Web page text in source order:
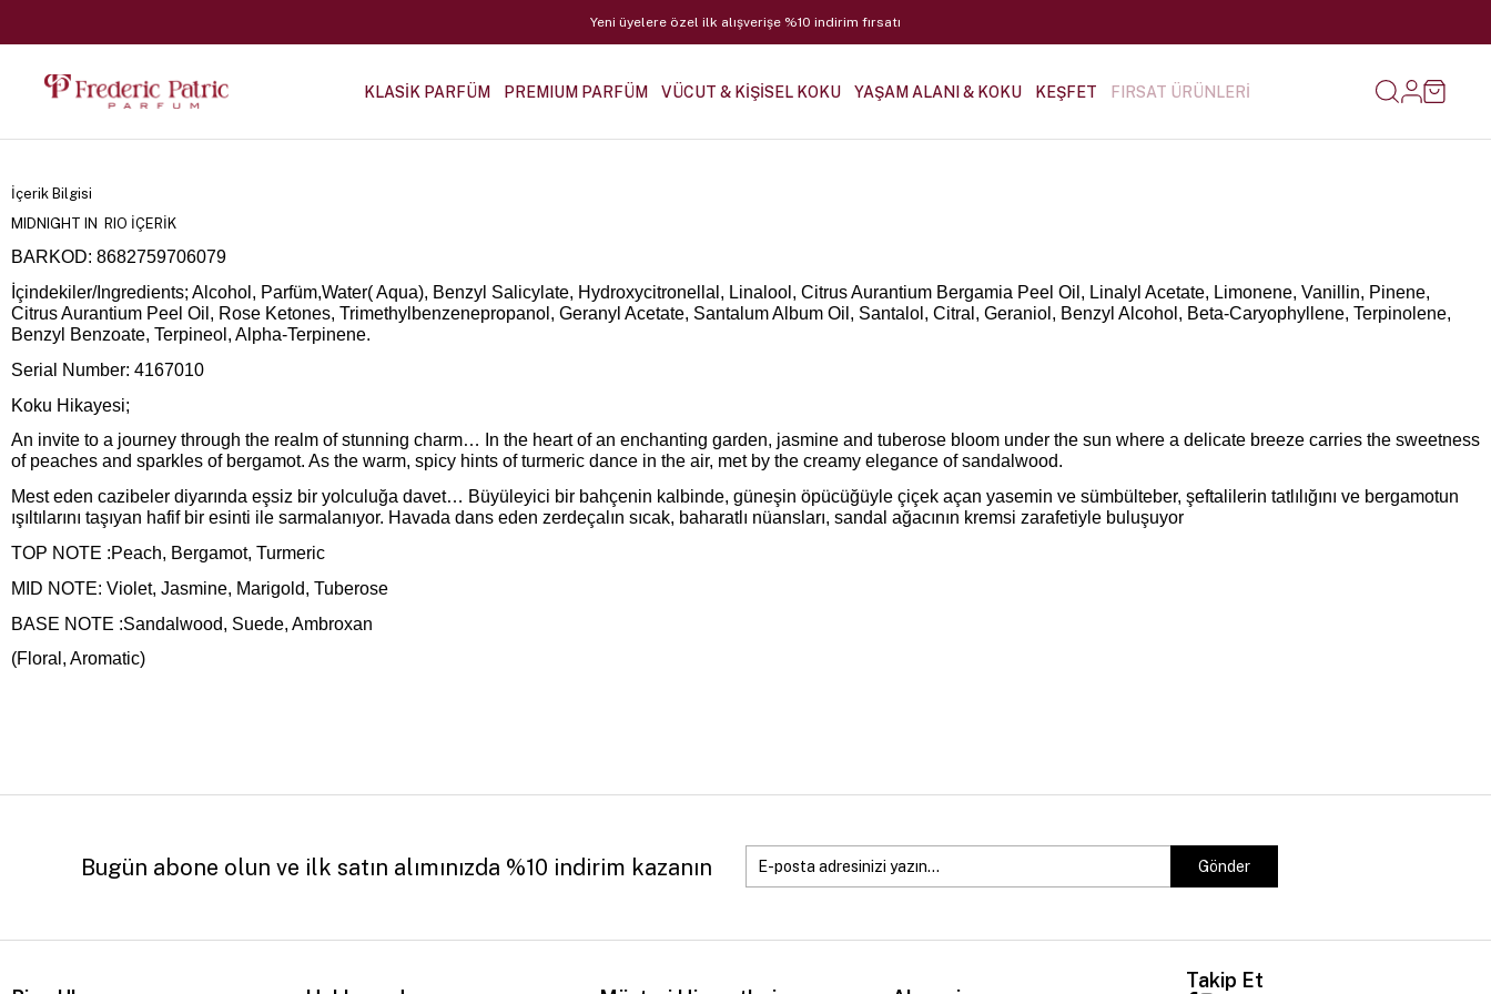
Yeni üyelere özel ilk alışverişe %10 indirim fırsatı
KLASİK PARFÜM PREMIUM PARFÜM VÜCUT & KİŞİSEL KOKU YAŞAM ALANI & KOKU KEŞFET FIRSAT ÜRÜNLERİ
İçerik Bilgisi
MIDNIGHT IN RIO İÇERİK
BARKOD: 8682759706079
İçindekiler/Ingredients; Alcohol, Parfüm,Water( Aqua), Benzyl Salicylate, Hydroxycitronellal, Linalool, Citrus Aurantium Bergamia Peel Oil, Linalyl Acetate, Limonene, Vanillin, Pinene,
Citrus Aurantium Peel Oil, Rose Ketones, Trimethylbenzenepropanol, Geranyl Acetate, Santalum Album Oil, Santalol, Citral, Geraniol, Benzyl Alcohol, Beta-Caryophyllene, Terpinolene,
Benzyl Benzoate, Terpineol, Alpha-Terpinene.
Serial Number: 4167010
Koku Hikayesi;
An invite to a journey through the realm of stunning charm… In the heart of an enchanting garden, jasmine and tuberose bloom under the sun where a delicate breeze carries the sweetness
of peaches and sparkles of bergamot. As the warm, spicy hints of turmeric dance in the air, met by the creamy elegance of sandalwood.
Mest eden cazibeler diyarında eşsiz bir yolculuğa davet… Büyüleyici bir bahçenin kalbinde, güneşin öpücüğüyle çiçek açan yasemin ve sümbülteber, şeftalilerin tatlılığını ve bergamotun
ışıltılarını taşıyan hafif bir esinti ile sarmalanıyor. Havada dans eden zerdeçalın sıcak, baharatlı nüansları, sandal ağacının kremsi zarafetiyle buluşuyor
TOP NOTE :Peach, Bergamot, Turmeric
MID NOTE: Violet, Jasmine, Marigold, Tuberose
BASE NOTE :Sandalwood, Suede, Ambroxan
(Floral, Aromatic)
Bugün abone olun ve ilk satın alımınızda %10 indirim kazanın Gönder
Takip Et